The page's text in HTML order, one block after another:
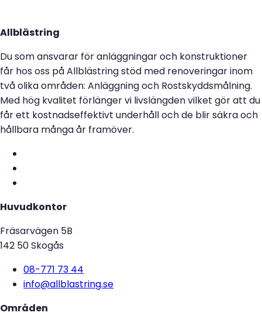
Allblästring
Du som ansvarar för anläggningar och konstruktioner
får hos oss på Allblästring stöd med renoveringar inom
två olika områden: Anläggning och Rostskyddsmålning.
Med hög kvalitet förlänger vi livslängden vilket gör att du
får ett kostnadseffektivt underhåll och de blir säkra och
hållbara många år framöver.
Huvudkontor
Fräsarvägen 5B
142 50 Skogås
08-771 73 44
info@allblastring.se
Områden